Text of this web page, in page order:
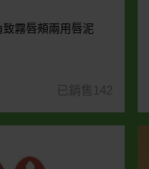
霧唇頰兩用唇泥
已銷售142